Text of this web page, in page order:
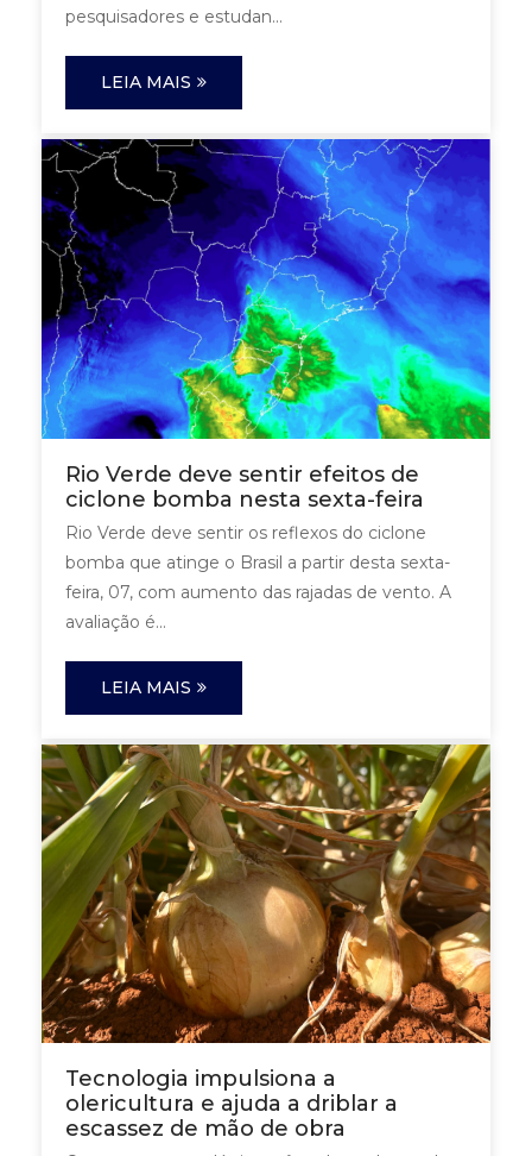
pesquisadores e estudan...
LEIA MAIS
Rio Verde deve sentir efeitos de
ciclone bomba nesta sexta-feira
Rio Verde deve sentir os reflexos do ciclone
bomba que atinge o Brasil a partir desta sexta-
feira, 07, com aumento das rajadas de vento. A
avaliação é...
LEIA MAIS
Tecnologia impulsiona a
olericultura e ajuda a driblar a
escassez de mão de obra